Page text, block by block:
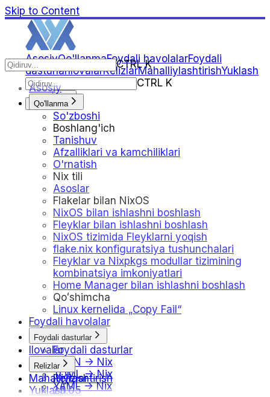
Skip to Content
AsosiyQo'llanmaFoydali havolalarFoydali
dasturlarIlovalarRelizlarMahalliylashtirishYuklash
CTRL K
Oq
CTRL K
Asosiy
Qo'llanma
So'zboshi
Boshlang'ich
Tanishuv
Afzalliklari va kamchiliklari
O'rnatish
Nix tili
Asoslar
Flakelar bilan NixOS
NixOS bilan ishlashni boshlash
Fleyklar bilan ishlashni boshlash
NixOS tizimida Fleyklarni yoqish
flake.nix konfiguratsiya tushunchalari
Fleyklar va Nixpkgs modullar tizimining
kombinatsiya imkoniyatlari
Home Manager bilan ishlashni boshlash
Qoʻshimcha
Linux kernelida „Copy Fail“
Foydali havolalar
Foydali dasturlar
Foydali dasturlar
JSON -> Nix
TOML -> Nix
YAML -> Nix
Ilovalar
Relizlar
Relizlar
25.05
Mahalliylashtirish
Yuklash